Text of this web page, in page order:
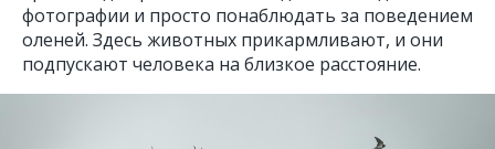
фотографии и просто понаблюдать за поведением
оленей. Здесь животных прикармливают, и они
подпускают человека на близкое расстояние.